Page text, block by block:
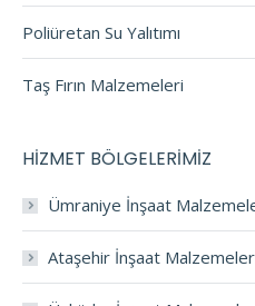
Poliüretan Su Yalıtımı
Taş Fırın Malzemeleri
HİZMET BÖLGELERİMİZ
Ümraniye İnşaat
Ataşehir İnşaat